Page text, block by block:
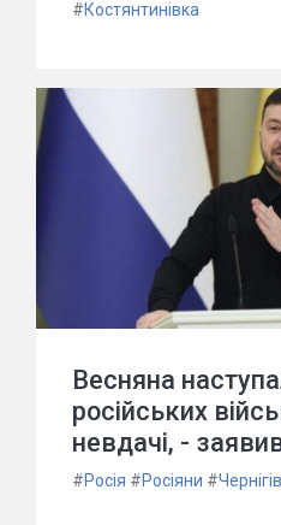
#Костянтинівка
Весняна
російських
невдачі, -
#Росія #Росіяни #